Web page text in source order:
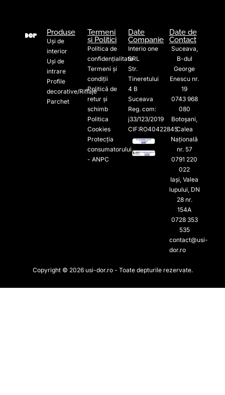
Produse
Uși de
interior
Uși de
intrare
Profile
decorative/Riflaje
Parchet
Termeni
și Politici
Politica de
confidențialitate
Termeni și
condiții
Politică de
retur și
schimb
Politica
Cookies
Protecția
consumatorului
- ANPC
Date
Companie
Interio one
SRL
Str.
Tineretului
4 B
Suceava
Reg. com:
j33/123/2019
CIF:RO40422845
Date de
Contact
Suceava,
B-dul
George
Enescu nr.
19
0743 968
080
Botoșani,
Calea
Națională
nr. 57
0791 220
022​
Iași, Valea
lupului, DN
28 nr.
154A
0728 353
535​
contact@usi-
dor.ro
Copyright © 2026 usi-dor.ro - Toate depturile rezervate.